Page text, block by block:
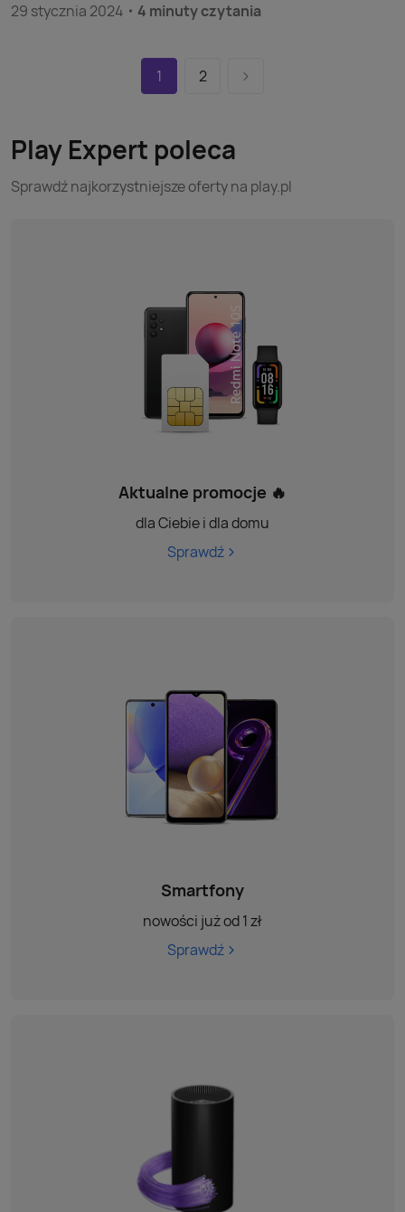
29 stycznia 2024
4 minuty czytania
1 2
Play Expert poleca
Sprawdź najkorzystniejsze oferty na play.pl
Aktualne promocje 🔥
dla Ciebie i dla domu
Sprawdź
Smartfony
nowości już od 1 zł
Sprawdź